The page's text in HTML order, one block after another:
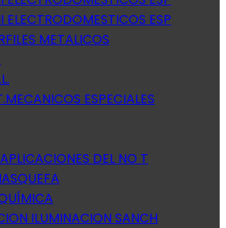
ELECTRODOMESTICOS ESP
METALICOS
ESPECIALES
DEL NO T
ILUMINACION SANCH